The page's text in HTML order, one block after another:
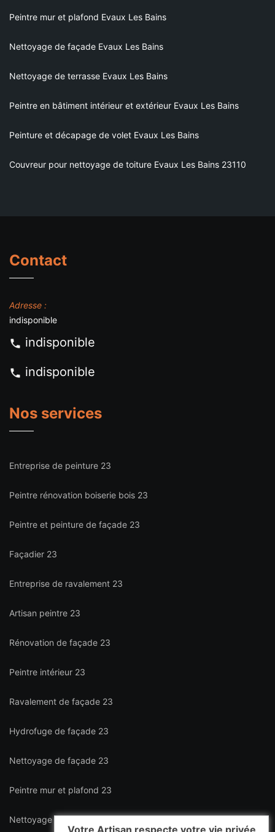
Peintre mur et plafond Evaux Les Bains
Nettoyage de façade Evaux Les Bains
Nettoyage de terrasse Evaux Les Bains
Peintre en bâtiment intérieur et extérieur Evaux Les Bains
Peinture et décapage de volet Evaux Les Bains
Couvreur pour nettoyage de toiture Evaux Les Bains 23110
Contact
Adresse :
indisponible
indisponible
indisponible
Nos services
Entreprise de peinture 23
Peintre rénovation boiserie bois 23
Peintre et peinture de façade 23
Façadier 23
Entreprise de ravalement 23
Artisan peintre 23
Rénovation de façade 23
Peintre intérieur 23
Ravalement de façade 23
Hydrofuge de façade 23
Nettoyage de façade 23
Peintre mur et plafond 23
Nettoyage de terrasse 23
Votre Artisan respecte votre vie privée